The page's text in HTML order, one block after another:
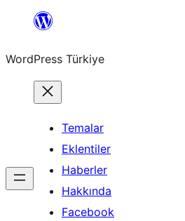
İçeriğe
WordPress Türkiye
Temalar
Eklentiler
Haberler
Hakkında
Facebook